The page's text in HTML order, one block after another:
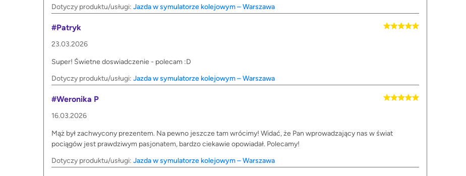
Dotyczy produktu/usługi: Jazda w symulatorze kolejowym – Warszawa
#Patryk
23.03.2026
Super! Świetne doswiadczenie - polecam :D
Dotyczy produktu/usługi: Jazda w symulatorze kolejowym – Warszawa
#Weronika P
16.03.2026
Mąż był zachwycony prezentem. Na pewno jeszcze tam wrócimy! Widać, że Pan wprowadzający nas w świat
pociągów jest prawdziwym pasjonatem, bardzo ciekawie opowiadał. Polecamy!
Dotyczy produktu/usługi: Jazda w symulatorze kolejowym – Warszawa